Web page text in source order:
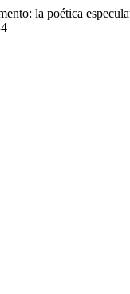
la poética